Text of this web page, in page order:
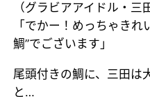
（グラビアアイドル・三
「でかー！めっちゃきれ
鯛”でございます」
尾頭付きの鯛に、三田は
と…